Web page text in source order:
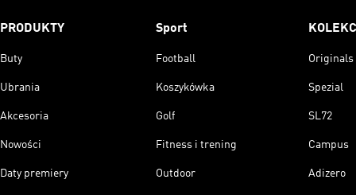
PRODUKTY
Buty
Ubrania
Akcesoria
Nowości
Daty premiery
Sport
Football
Koszykówka
Golf
Fitness i trening
Outdoor
Originals
Spezial
SL72
Campus
Adizero